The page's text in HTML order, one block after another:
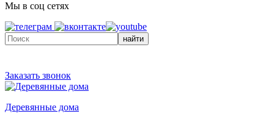
Мы в соц сетях
найти
Заказать звонок
Деревянные дома